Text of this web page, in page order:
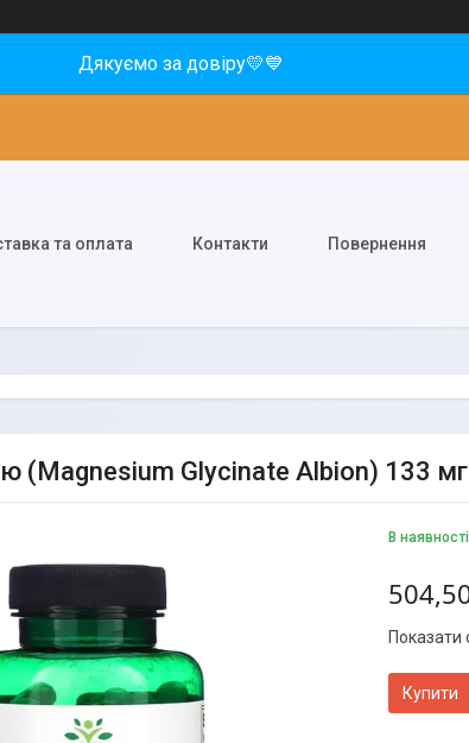
Дякуємо за довіру💛💙
та оплата Контакти Повернення
(Magnesium Glycinate Albion) 133
В наявності
Показати
Купити